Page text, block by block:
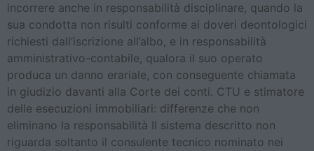
incorrere anche in responsabilità disciplinare, quando la
sua condotta non risulti conforme ai doveri deontologici
richiesti dall’iscrizione all’albo, e in responsabilità
amministrativo-contabile, qualora il suo operato
produca un danno erariale, con conseguente chiamata
in giudizio davanti alla Corte dei conti. CTU e stimatore
delle esecuzioni immobiliari: differenze che non
eliminano la responsabilità Il sistema descritto non
riguarda soltanto il consulente tecnico nominato nei